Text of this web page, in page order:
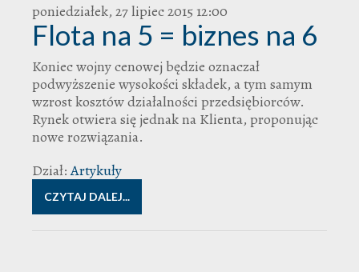
poniedziałek, 27 lipiec 2015 12:00
Flota na 5 = biznes na 6
Koniec wojny cenowej będzie oznaczał
podwyższenie wysokości składek, a tym samym
wzrost kosztów działalności przedsiębiorców.
Rynek otwiera się jednak na Klienta, proponując
nowe rozwiązania.
Dział: Artykuły
CZYTAJ DALEJ...